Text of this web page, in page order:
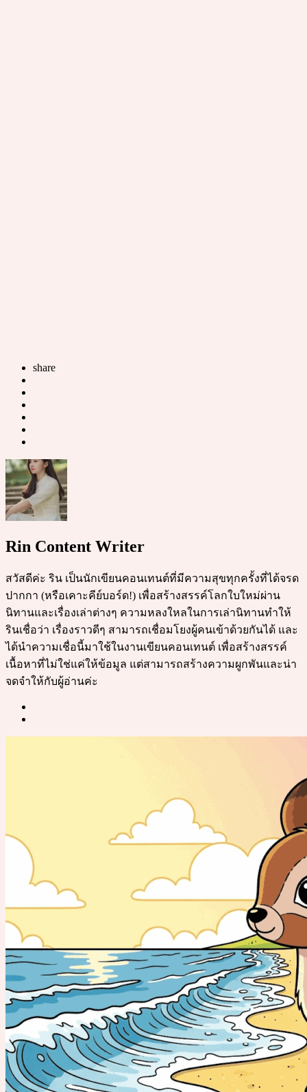
share
Rin Content Writer
สวัสดีค่ะ ริน เป็นนักเขียนคอนเทนต์ที่มีความสุขทุกครั้งที่ได้จรด
ปากกา (หรือเคาะคีย์บอร์ด!) เพื่อสร้างสรรค์โลกใบใหม่ผ่าน
นิทานและเรื่องเล่าต่างๆ ความหลงใหลในการเล่านิทานทำให้
รินเชื่อว่า เรื่องราวดีๆ สามารถเชื่อมโยงผู้คนเข้าด้วยกันได้ และ
ได้นำความเชื่อนี้มาใช้ในงานเขียนคอนเทนต์ เพื่อสร้างสรรค์
เนื้อหาที่ไม่ใช่แค่ให้ข้อมูล แต่สามารถสร้างความผูกพันและน่า
จดจำให้กับผู้อ่านค่ะ